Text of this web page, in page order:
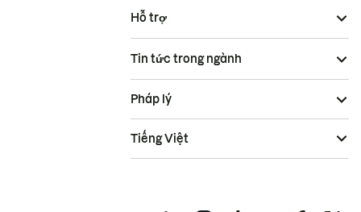
Hỗ trợ
Tin tức trong ngành
Pháp lý
Tiếng Việt